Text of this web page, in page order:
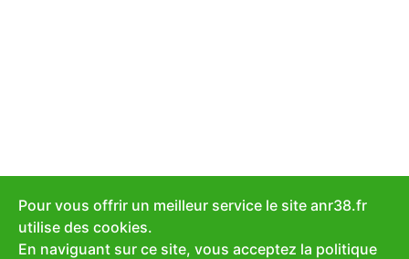
Pour vous offrir un meilleur service le site anr38.fr
utilise des cookies.
En naviguant sur ce site, vous acceptez la politique